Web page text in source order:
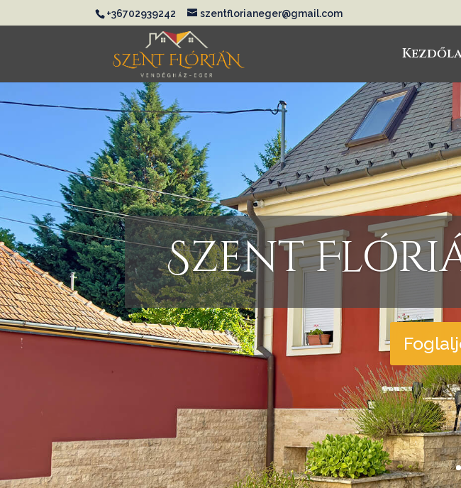
+36702939242 szentflorianeger@gmail.com
Szent